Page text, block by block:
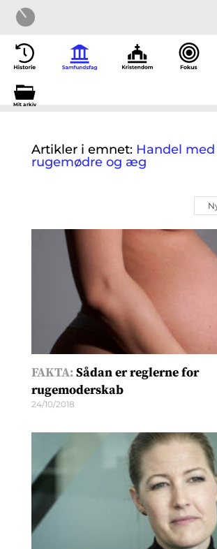
Mit arkiv
Artikler i emnet: Handel med
rugemødre og æg
FAKTA:Sådan er reglerne for
rugemoderskab
24/10/2018